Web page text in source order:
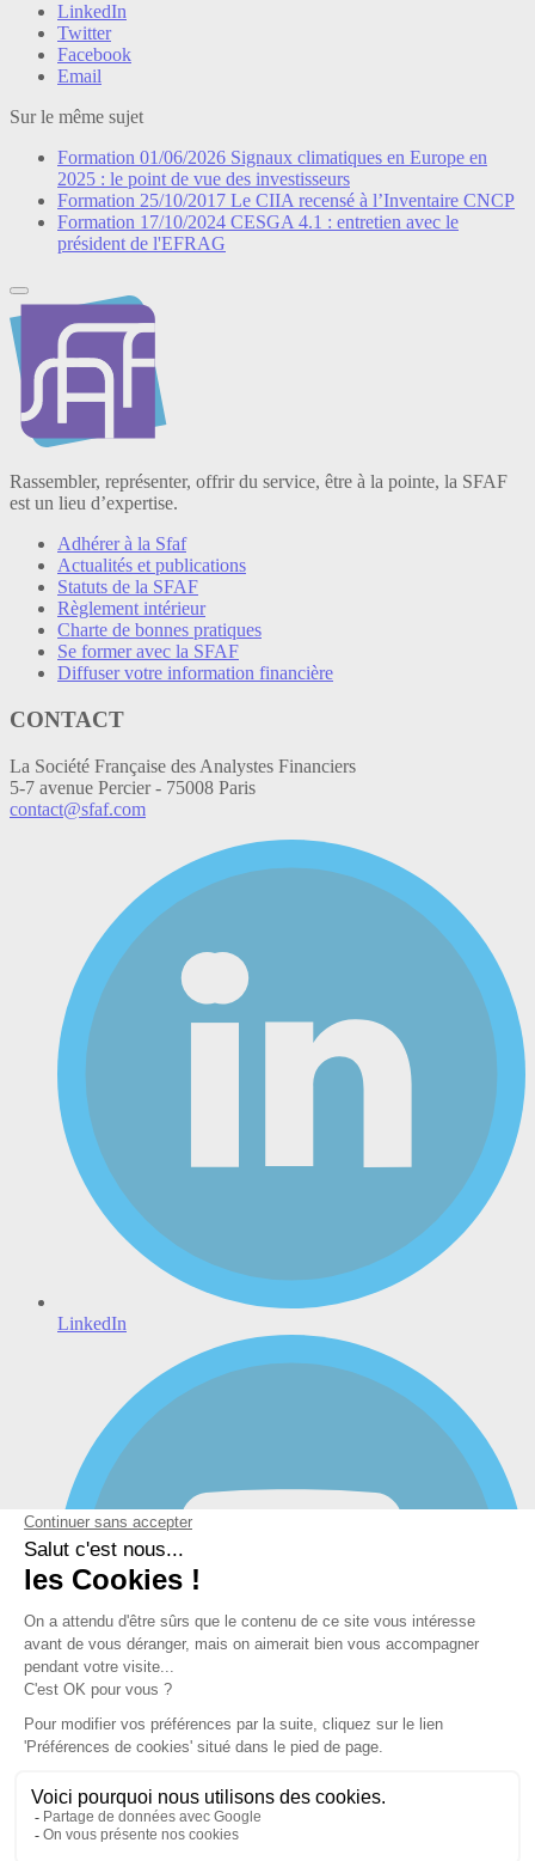
LinkedIn
Twitter
Facebook
Email
Sur le même sujet
Formation 01/06/2026 Signaux climatiques en Europe en
2025 : le point de vue des investisseurs
Formation 25/10/2017 Le CIIA recensé à l’Inventaire CNCP
Formation 17/10/2024 CESGA 4.1 : entretien avec le
président de l'EFRAG
Rassembler, représenter, offrir du service, être à la pointe, la SFAF
est un lieu d’expertise.
Adhérer à la Sfaf
Actualités et publications
Statuts de la SFAF
Règlement intérieur
Charte de bonnes pratiques
Se former avec la SFAF
Diffuser votre information financière
CONTACT
La Société Française des Analystes Financiers
5-7 avenue Percier - 75008 Paris
contact@sfaf.com
LinkedIn
YouTube